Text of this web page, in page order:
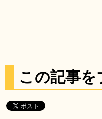
この記事